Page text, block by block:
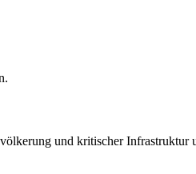
und kritischer Infrastruktur